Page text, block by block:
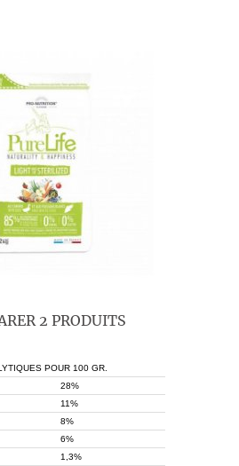
2 PRODUITS
POUR 100 GR.
28%
11%
8%
6%
1,3%